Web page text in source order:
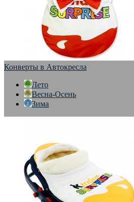
Конверты в Автокресла
Лето
Весна-Осень
Зима